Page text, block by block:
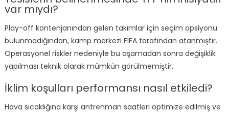
var mıydı?
Play-off kontenjanından gelen takımlar için seçim opsiyonu
bulunmadığından, kamp merkezi FIFA tarafından atanmıştır.
Operasyonel riskler nedeniyle bu aşamadan sonra değişiklik
yapılması teknik olarak mümkün görülmemiştir.
İklim koşulları performansı nasıl etkiledi?
Hava sıcaklığına karşı antrenman saatleri optimize edilmiş ve